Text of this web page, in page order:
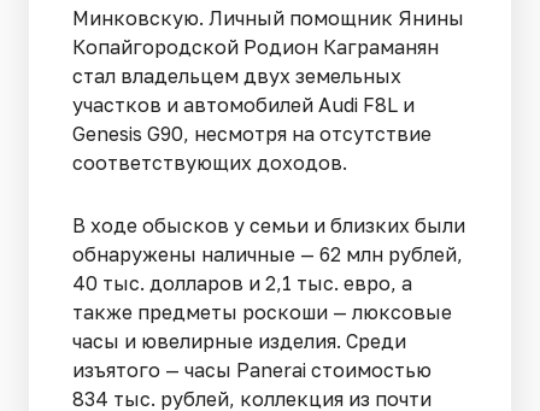
Минковскую. Личный помощник Янины
Ко­пайгородской Родион Каграманян
стал владельцем двух земельных
участков и авто­мобилей Audi F8L и
Genesis G90, несмотря на отсутствие
соответствующих доходов.
В ходе обысков у семьи и близких были
обнаружены наличные — 62 млн рублей,
40 тыс. долларов и 2,1 тыс. евро, а
также предметы роскоши — люксовые
часы и юве­лирные изделия. Среди
изъятого — часы Panerai стоимостью
834 тыс. рублей, коллекция из почти